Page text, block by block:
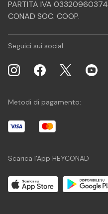
PARTITA IVA 03320960374
CONAD SOC. COOP.
Seguici sui social:
Metodi di pagamento:
Scarica l'App HEYCONAD